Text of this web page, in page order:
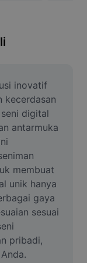
inovatif
kecerdasan
digital
antarmuka
membuat
unik hanya
gaya
sesuai
pribadi,